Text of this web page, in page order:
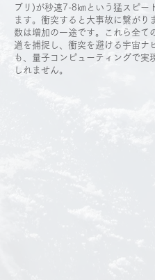
ブリ)が秒速7-8㎞という猛スピー
ます。衝突すると大事故に繋がり
数は増加の一途です。これら全て
道を捕捉し、衝突を避ける宇宙ナ
も、量子コンピューティングで実
しれません。